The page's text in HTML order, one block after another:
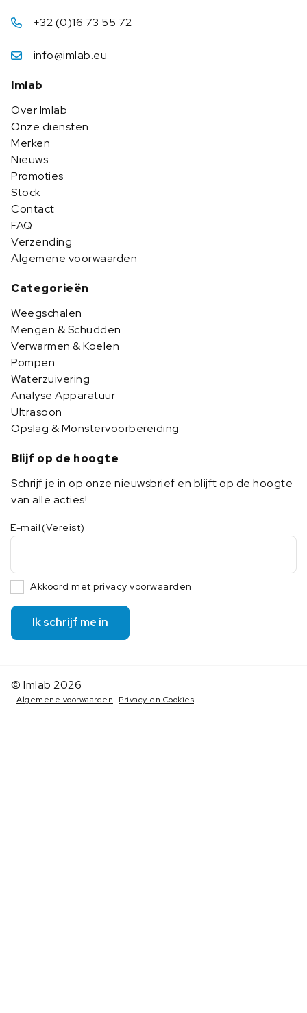
+32 (0)16 73 55 72
info@imlab.eu
Imlab
Over Imlab
Onze diensten
Merken
Nieuws
Promoties
Stock
Contact
FAQ
Verzending
Algemene voorwaarden
Categorieën
Weegschalen
Mengen & Schudden
Verwarmen & Koelen
Pompen
Waterzuivering
Analyse Apparatuur
Ultrasoon
Opslag & Monstervoorbereiding
Blijf op de hoogte
Schrijf je in op onze nieuwsbrief en blijft op de hoogte
van alle acties!
E-mail (Vereist)
Akkoord met privacy voorwaarden
Ik schrijf me in
© Imlab 2026
Algemene voorwaarden Privacy en Cookies